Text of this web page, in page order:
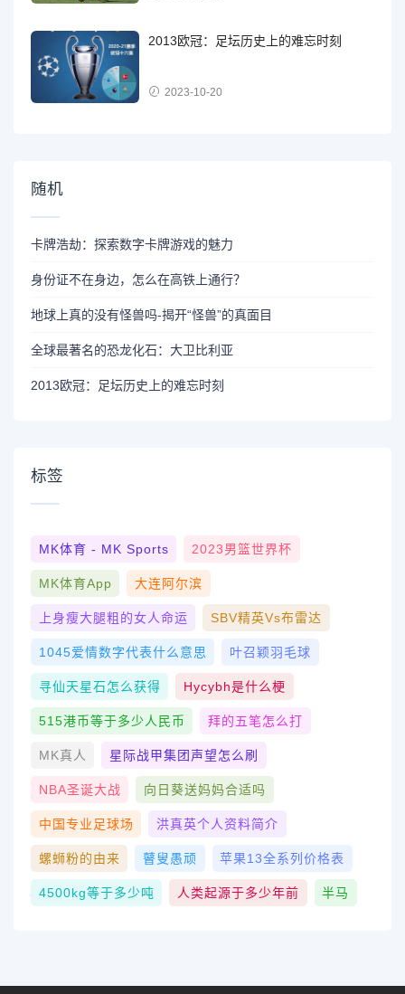
2013欧冠：足坛历史上的难忘时刻
2023-10-20
随机
卡牌浩劫：探索数字卡牌游戏的魅力
身份证不在身边，怎么在高铁上通行？
地球上真的没有怪兽吗-揭开“怪兽”的真面目
全球最著名的恐龙化石：大卫比利亚
2013欧冠：足坛历史上的难忘时刻
标签
MK体育 - MK Sports 2023男篮世界杯
MK体育App 大连阿尔滨
上身瘦大腿粗的女人命运 SBV精英vs布雷达
1045爱情数字代表什么意思 叶召颖羽毛球
寻仙天星石怎么获得 Hycybh是什么梗
515港币等于多少人民币 拜的五笔怎么打
MK真人 星际战甲集团声望怎么刷
NBA圣诞大战 向日葵送妈妈合适吗
中国专业足球场 洪真英个人资料简介
螺蛳粉的由来 瞽叟愚顽 苹果13全系列价格表
4500kg等于多少吨 人类起源于多少年前 半马